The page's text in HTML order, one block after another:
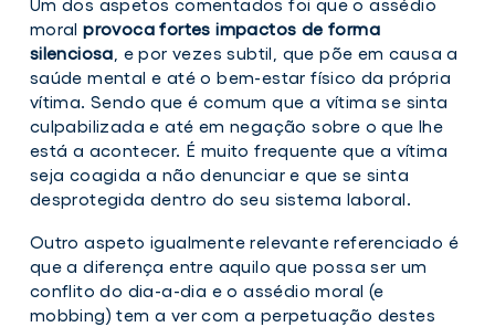
Um dos aspetos comentados foi que o assédio
moralprovoca fortes impactos de forma
silenciosa , e por vezes subtil, que põe em causa a
saúde mental e até o bem-estar físico da própria
vítima. Sendo que é comum que a vítima se sinta
culpabilizada e até em negação sobre o que lhe
está a acontecer. É muito frequente que a vítima
seja coagida a não denunciar e que se sinta
desprotegida dentro do seu sistema laboral.
Outro aspeto igualmente relevante referenciado é
que a diferença entre aquilo que possa ser um
conflito do dia-a-dia e o assédio moral (e
mobbing) tem a ver com a perpetuação destes